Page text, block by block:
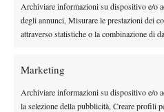
Archiviare informazioni su dispositivo e/o
degli annunci, Misurare le prestazioni dei
attraverso statistiche o la combinazione di
Marketing
Archiviare informazioni su dispositivo e/o
la selezione della pubblicità, Creare profili
straordinario fatto vedere nelle
all’esordio contro la Cina,
settembre contro la vincente tra
Tutti i match saranno trasmessi in
SuperTennis TV,SuperTennis